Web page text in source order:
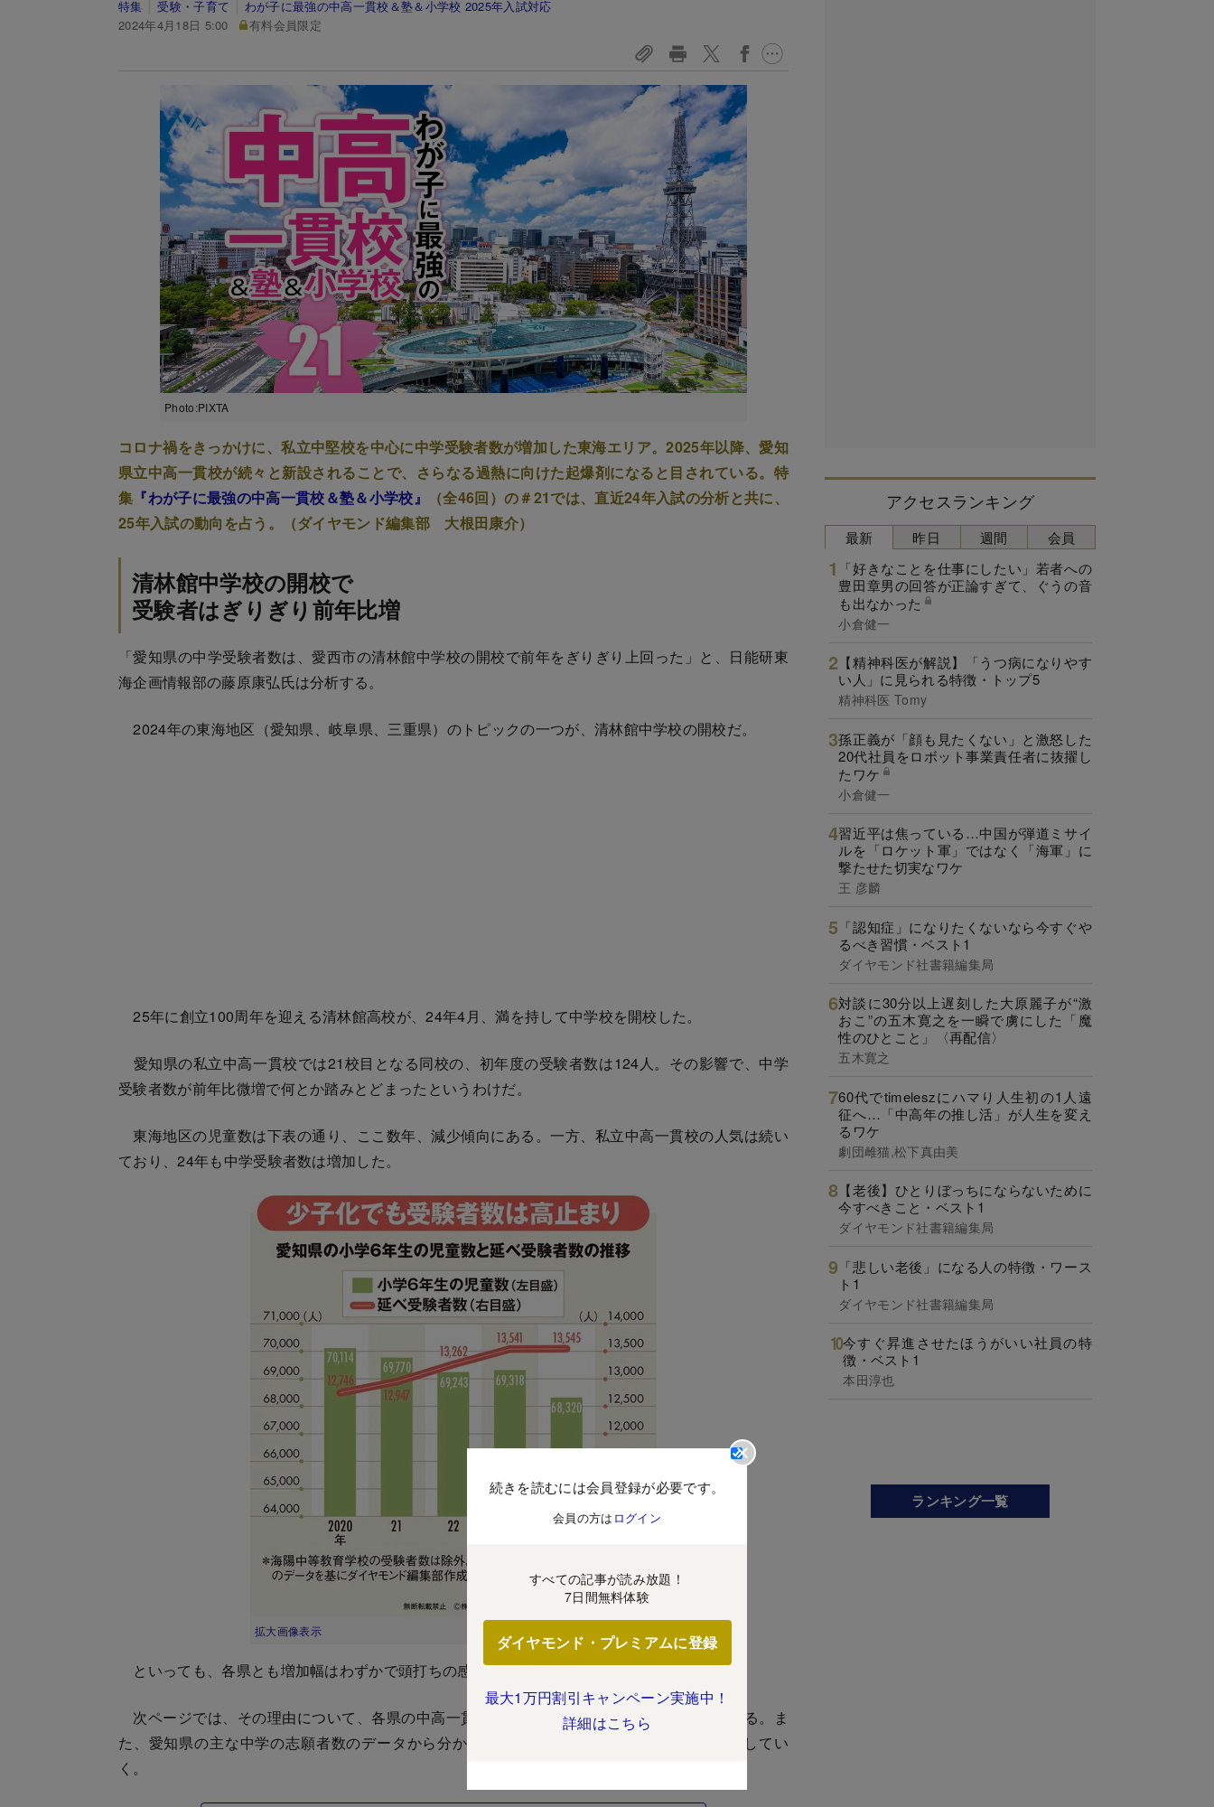
特集 受験・子育て
わが子に最強の中高一貫校＆塾＆小学校 2025年入試対応
2024年4月18日 5:00
有料会員限定
Photo:PIXTA
コロナ禍をきっかけに、私立中堅校を中心に中学受験者数が増加した東海エリア。2025年以降、愛知
県立中高一貫校が続々と新設されることで、さらなる過熱に向けた起爆剤になると目されている。特
集 『わが子に最強の中高一貫校＆塾＆小学校』
（全46回）の＃21では、直近24年入試の分析と共に、
25年入試の動向を占う。（ダイヤモンド編集部 大根田康介）
清林館中学校の開校で
受験者はぎりぎり前年比増
「愛知県の中学受験者数は、愛西市の清林館中学校の開校で前年をぎりぎり上回った」と、日能研東
海企画情報部の藤原康弘氏は分析する。
2024年の東海地区（愛知県、岐阜県、三重県）のトピックの一つが、清林館中学校の開校だ。
25年に創立100周年を迎える清林館高校が、24年4月、満を持して中学校を開校した。
愛知県の私立中高一貫校では21校目となる同校の、初年度の受験者数は124人。その影響で、中学
受験者数が前年比微増で何とか踏みとどまったというわけだ。
東海地区の児童数は下表の通り、ここ数年、減少傾向にある。一方、私立中高一貫校の人気は続い
ており、24年も中学受験者数は増加した。
拡大画像表示
といっても、各県とも増加幅はわずかで頭打ちの感が出てきた。
次ページでは、その理由について、各県の中高一貫校における受験者数の動向を基に分析する。ま
た、愛知県の主な中学の志願者数のデータから分かる人気校と、25年入試のポイントを解説してい
く。
続きを読むには会員登録が必要です。
会員の方は ログイン
すべての記事が読み放題！
7日間無料体験
ダイヤモンド・プレミアムに登録
最大1万円割引キャンペーン実施中！
詳細はこちら
アクセスランキング
最新
「好きなことを仕事にしたい」若者への
豊田章男の回答が正論すぎて、ぐうの音
も出なかった
小倉健一
【精神科医が解説】「うつ病になりやす
い人」に見られる特徴・トップ5
精神科医 Tomy
孫正義が「顔も見たくない」と激怒した
20代社員をロボット事業責任者に抜擢し
たワケ
小倉健一
習近平は焦っている…中国が弾道ミサイ
ルを「ロケット軍」ではなく「海軍」に
撃たせた切実なワケ
王 彦麟
「認知症」になりたくないなら今すぐや
るべき習慣・ベスト1
ダイヤモンド社書籍編集局
対談に30分以上遅刻した大原麗子が“激
おこ”の五木寛之を一瞬で虜にした「魔
性のひとこと」〈再配信〉
五木寛之
60代でtimeleszにハマり人生初の1人遠
征へ…「中高年の推し活」が人生を変え
るワケ
劇団雌猫,松下真由美
【老後】ひとりぼっちにならないために
今すべきこと・ベスト1
ダイヤモンド社書籍編集局
「悲しい老後」になる人の特徴・ワース
ト1
ダイヤモンド社書籍編集局
今すぐ昇進させたほうがいい社員の特
徴・ベスト1
本田淳也
昨日 週間 会員
ランキング一覧